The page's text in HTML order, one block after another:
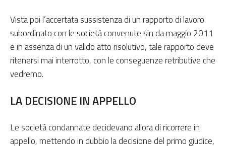
Vista poi l’accertata sussistenza di un rapporto di lavoro
subordinato con le società convenute sin da maggio 2011
e in assenza di un valido atto risolutivo, tale rapporto deve
ritenersi mai interrotto, con le conseguenze retributive che
vedremo.
LA DECISIONE IN APPELLO
Le società condannate decidevano allora di ricorrere in
appello, mettendo in dubbio la decisione del primo giudice,